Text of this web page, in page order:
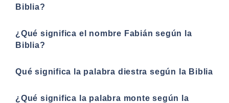
Biblia?
¿Qué significa el nombre Fabián según la
Biblia?
Qué significa la palabra diestra según la Biblia
¿Qué significa la palabra monte según la